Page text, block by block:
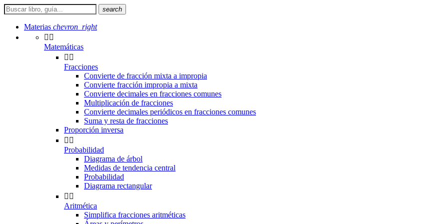
search
Materias chevron_right
 
Matemáticas
 
Fracciones
Convierte de fracción mixta a impropia
Convierte fracción impropia a mixta
Convierte decimales en fracciones comunes
Multiplicación de fracciones
Convierte decimales periódicos en fracciones comunes
Suma y resta de fracciones
Proporción inversa
 
Probabilidad
Diagrama de árbol
Medidas de tendencia central
Probabilidad
Diagrama rectangular
 
Aritmética
Simplifica fracciones aritméticas